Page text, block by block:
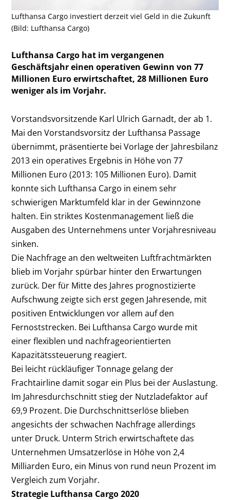
Lufthansa Cargo investiert derzeit viel Geld in die Zukunft
(Bild: Lufthansa Cargo)
Lufthansa Cargo hat im vergangenen
Geschäftsjahr einen operativen Gewinn von 77
Millionen Euro erwirtschaftet, 28 Millionen Euro
weniger als im Vorjahr.
Vorstandsvorsitzende Karl Ulrich Garnadt, der ab 1.
Mai den Vorstandsvorsitz der Lufthansa Passage
übernimmt, präsentierte bei Vorlage der Jahresbilanz
2013 ein operatives Ergebnis in Höhe von 77
Millionen Euro (2013: 105 Millionen Euro). Damit
konnte sich Lufthansa Cargo in einem sehr
schwierigen Marktumfeld klar in der Gewinnzone
halten. Ein striktes Kostenmanagement ließ die
Ausgaben des Unternehmens unter Vorjahresniveau
sinken.
Die Nachfrage an den weltweiten Luftfrachtmärkten
blieb im Vorjahr spürbar hinter den Erwartungen
zurück. Der für Mitte des Jahres prognostizierte
Aufschwung zeigte sich erst gegen Jahresende, mit
positiven Entwicklungen vor allem auf den
Fernoststrecken. Bei Lufthansa Cargo wurde mit
einer flexiblen und nachfrageorientierten
Kapazitätssteuerung reagiert.
Bei leicht rückläufiger Tonnage gelang der
Frachtairline damit sogar ein Plus bei der Auslastung.
Im Jahresdurchschnitt stieg der Nutzladefaktor auf
69,9 Prozent. Die Durchschnittserlöse blieben
angesichts der schwachen Nachfrage allerdings
unter Druck. Unterm Strich erwirtschaftete das
Unternehmen Umsatzerlöse in Höhe von 2,4
Milliarden Euro, ein Minus von rund neun Prozent im
Vergleich zum Vorjahr.
Strategie Lufthansa Cargo 2020